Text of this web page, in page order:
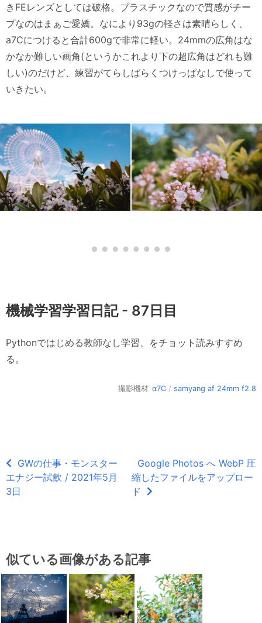
きFEレンズとしては破格。プラスチックなので質感がチー
プなのはまぁご愛嬌。なにより93gの軽さは素晴らしく、
a7Cにつけると合計600gで非常に軽い。24mmの広角はな
かなか難しい画角(というかこれより下の超広角はどれも難
しい)のだけど、練習がてらしばらくつけっぱなしで使って
いきたい。
機械学習学習日記 - 87日目
Pythonではじめる教師なし学習、をチョット読みすすめ
る。
撮影機材 α7C / samyang af 24mm f2.8
GWの仕事・モンスター
エナジー試飲 / 2021年5月
3日
Google Photos へ WebP 圧
縮したファイルをアップロー
ド
似ている画像がある記事